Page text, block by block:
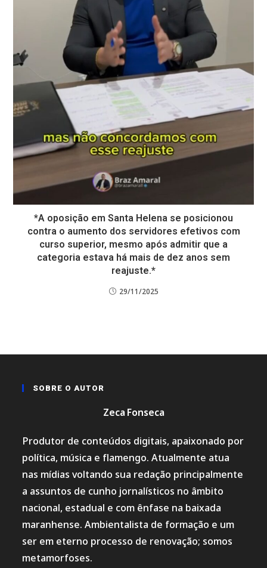
*A oposição em Santa Helena se posicionou
contra o aumento dos servidores efetivos com
curso superior, mesmo após admitir que a
categoria estava há mais de dez anos sem
reajuste.*
29/11/2025
SOBRE O AUTOR
Zeca Fonseca
Produtor de conteúdos digitais, apaixonado por
política, música e flamengo. Atualmente atua
nas mídias voltando sua redação principalmente
a assuntos de cunho jornalísticos no âmbito
nacional, estadual e com ênfase na baixada
maranhense. Ambientalista de formação e um
ser em eterno processo de renovação; somos
metamorfoses.